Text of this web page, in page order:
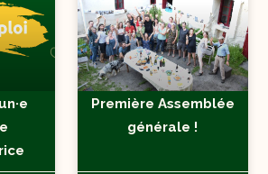
Première Assemblée
générale !